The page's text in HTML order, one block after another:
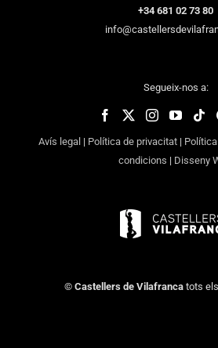
+34 681 02 73 80
Segueix-nos a:
Avís legal| Política de privacitat|
condicions | Disseny
© Castellers de Vilafrancatots